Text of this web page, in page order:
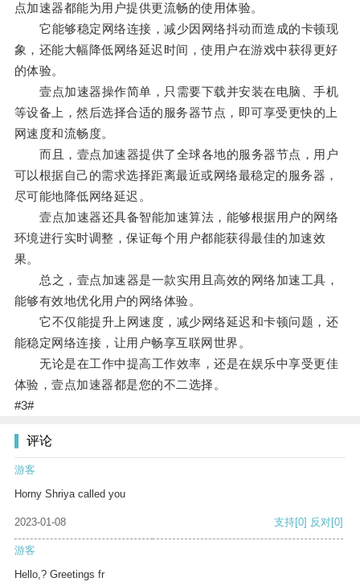
点加速器都能为用户提供更流畅的使用体验。
它能够稳定网络连接，减少因网络抖动而造成的卡顿现
象，还能大幅降低网络延迟时间，使用户在游戏中获得更好
的体验。
壹点加速器操作简单，只需要下载并安装在电脑、手机
等设备上，然后选择合适的服务器节点，即可享受更快的上
网速度和流畅度。
而且，壹点加速器提供了全球各地的服务器节点，用户
可以根据自己的需求选择距离最近或网络最稳定的服务器，
尽可能地降低网络延迟。
壹点加速器还具备智能加速算法，能够根据用户的网络
环境进行实时调整，保证每个用户都能获得最佳的加速效
果。
总之，壹点加速器是一款实用且高效的网络加速工具，
能够有效地优化用户的网络体验。
它不仅能提升上网速度，减少网络延迟和卡顿问题，还
能稳定网络连接，让用户畅享互联网世界。
无论是在工作中提高工作效率，还是在娱乐中享受更佳
体验，壹点加速器都是您的不二选择。
#3#
评论
游客
Horny Shriya called you
2023-01-08 支持[0] 反对[0]
游客
Hello,? Greetings fr